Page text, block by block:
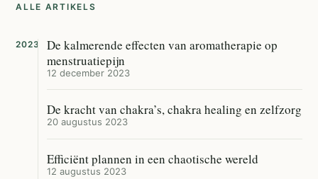
ALLE ARTIKELS
2023
De kalmerende effecten van aromatherapie op
menstruatiepijn
12 december 2023
De kracht van chakra’s, chakra healing en zelfzorg
20 augustus 2023
Efficiënt plannen in een chaotische wereld
12 augustus 2023